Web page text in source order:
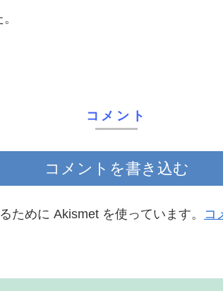
コメント
コメントを書き込む
ために Akismet を使っています。 コ